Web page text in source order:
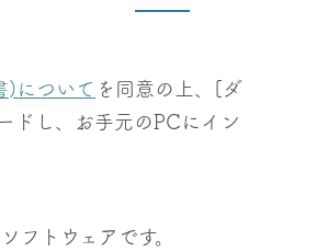
)について を同意の上、[ダ
ドし、お手元のPCにイン
フトウェアです。